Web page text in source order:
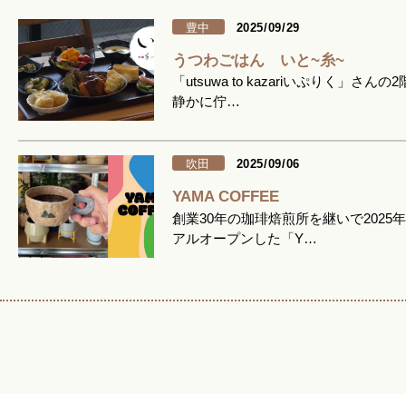
豊中 2025/09/29
うつわごはん いと~糸~
「utsuwa to kazariいぷりく」さんの2
静かに佇…
吹田 2025/09/06
YAMA COFFEE
創業30年の珈琲焙煎所を継いで2025
アルオープンした「Y…